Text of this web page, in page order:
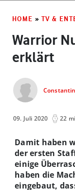
HOME » TV &
Warrior
erklärt
09. Juli 2020 22
Damit haben
der ersten
einige
haben die
eingebaut,